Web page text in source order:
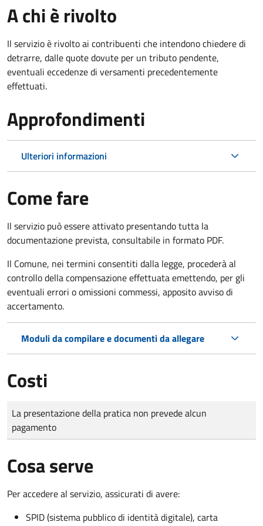
A chi è rivolto
Il servizio è rivolto ai contribuenti che intendono chiedere di
detrarre, dalle quote dovute per un tributo pendente,
eventuali eccedenze di versamenti precedentemente
effettuati.
Approfondimenti
Ulteriori informazioni
Come fare
Il servizio può essere attivato presentando tutta la
documentazione prevista, consultabile in formato PDF.
Il Comune, nei termini consentiti dalla legge, procederà al
controllo della compensazione effettuata emettendo, per gli
eventuali errori o omissioni commessi, apposito avviso di
accertamento.
Moduli da compilare e documenti da allegare
Costi
Tipo di pagamento
Importo
La presentazione della pratica non prevede alcun
pagamento
Cosa serve
Per accedere al servizio, assicurati di avere:
SPID (sistema pubblico di identità digitale), carta